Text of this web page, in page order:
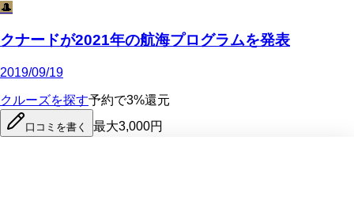
🎩
クナードが2021年の航海プログラムを発表
2019/09/19
クルーズを探す予約で3%還元
口コミを書く 最大3,000円